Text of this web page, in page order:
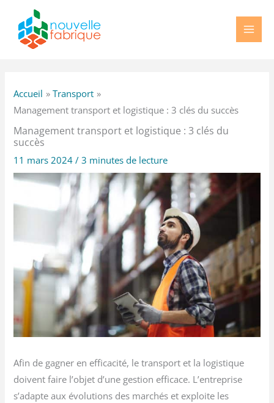
contenu
Accueil
Transport
Management transport et logistique : 3 clés du succès
Management transport et logistique : 3 clés du
succès
11 mars 2024/3 minutes de lecture
Afin de gagner en efficacité, le transport et la logistique
doivent faire l’objet d’une gestion efficace. L’entreprise
s’adapte aux évolutions des marchés et exploite les